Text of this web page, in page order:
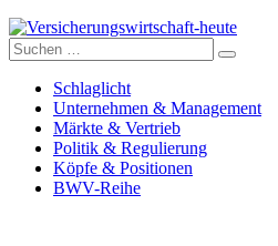
Versicherungswirtschaft-heute
Suche
nach:
Schlaglicht
Unternehmen & Management
Märkte & Vertrieb
Politik & Regulierung
Köpfe & Positionen
BWV-Reihe